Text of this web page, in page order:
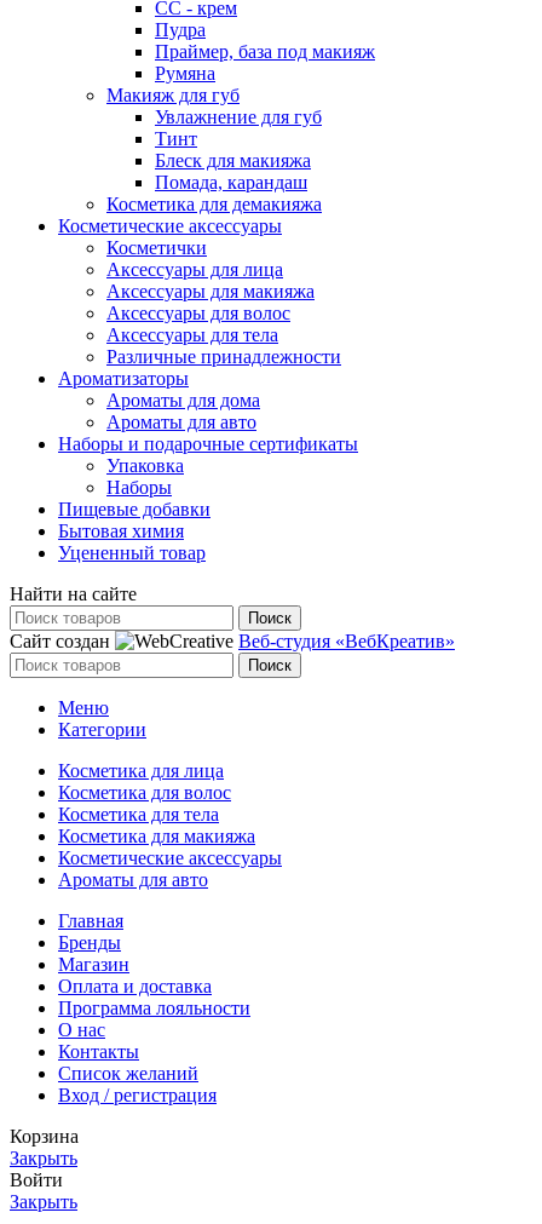
СС - крем
Пудра
Праймер, база под макияж
Румяна
Макияж для губ
Увлажнение для губ
Тинт
Блеск для макияжа
Помада, карандаш
Косметика для демакияжа
Косметические аксессуары
Косметички
Аксессуары для лица
Аксессуары для макияжа
Аксессуары для волос
Аксессуары для тела
Различные принадлежности
Ароматизаторы
Ароматы для дома
Ароматы для авто
Наборы и подарочные сертификаты
Упаковка
Наборы
Пищевые добавки
Бытовая химия
Уцененный товар
Найти на сайте
Поиск
Сайт создан Веб-студия «ВебКреатив»
Поиск
Меню
Категории
Косметика для лица
Косметика для волос
Косметика для тела
Косметика для макияжа
Косметические аксессуары
Ароматы для авто
Главная
Бренды
Магазин
Оплата и доставка
Программа лояльности
О нас
Контакты
Список желаний
Вход / регистрация
Корзина
Закрыть
Войти
Закрыть